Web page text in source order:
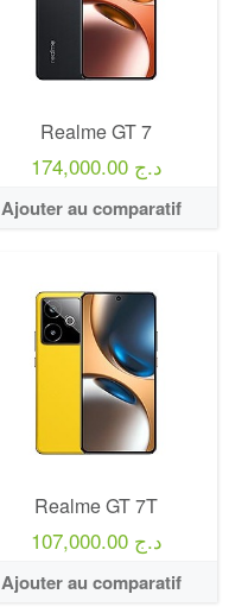
Realme GT 7
174,000.00 د.ج
Ajouter au comparatif
Realme GT 7T
107,000.00 د.ج
Ajouter au comparatif